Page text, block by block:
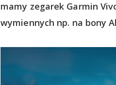
mamy zegarek Garmin
wymiennych np. na bony